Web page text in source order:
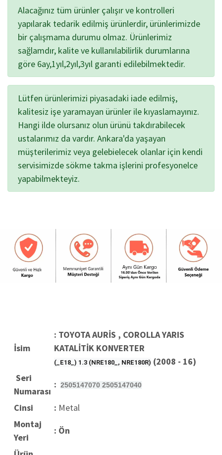
Alacağınız tüm ürünler çalışır ve kontrolleri
yapılarak tedarik edilmiş ürünlerdir, ürünlerimizde
bir çalışmama durumu olmaz. Ürünlerimiz
sağlamdır, kalite ve kullanılabilirlik durumlarına
göre 6ay,1yıl,2yıl,3yıl garanti edilebilmektedir.
Lütfen ürünlerimizi piyasadaki iade edilmiş,
kalitesiz işe yaramayan ürünler ile kıyaslamayınız.
Hangi ilde olursanız olun ürünü takdırabilecek
ustalarımız da vardır. Ankara'da yaşayan
müşterilerimiz veya gelebielecek olanlar için kendi
servisimizde sökme takma işlerini profesyonelce
yapabilmekteyiz.
İsim
: TOYOTA AURİS , COROLLA YARIS
KATALİTİK KONVERTER
(_E18_) 1.3 (NRE180_, NRE180R) (2008 - 16)
Seri
Numarası
: 2505147070 2505147040
Cinsi : Metal
Montaj
Yeri
: Ön